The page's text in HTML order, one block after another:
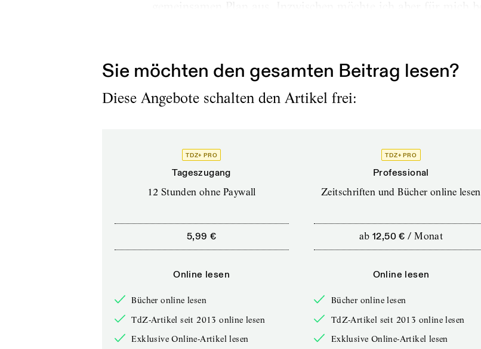
Sie möchten den gesamten Beitrag lesen?
Diese Angebote schalten den Artikel frei:
TDZ+ PRO
Tageszugang
12 Stunden ohne Paywall
5,99 €
Online lesen
Bücher online lesen
TdZ-Artikel seit 2013 online lesen
Exklusive Online-Artikel lesen
TDZ+ PRO
Professional
Zeitschriften und Bücher online lesen
ab 12,50 € /Monat
Online lesen
Bücher online lesen
TdZ-Artikel seit 2013 online lesen
Exklusive Online-Artikel lesen